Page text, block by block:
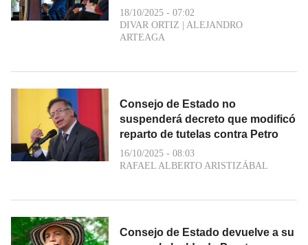
18/10/2025 - 07:02
DIVAR ORTIZ | ALEJANDRO
ARTEAGA
Consejo de Estado no
suspenderá decreto que modificó
reparto de tutelas contra Petro
16/10/2025 - 08:03
RAFAEL ALBERTO ARISTIZÁBAL
Consejo de Estado devuelve a su